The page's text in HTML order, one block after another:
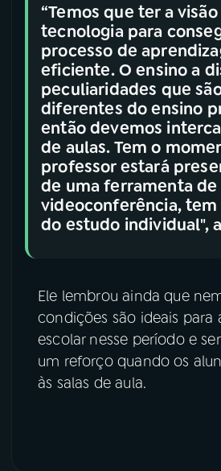
“Temos que ter a
tecnologia para
processo de
eficiente. O ensino a
peculiaridades que
diferentes do ensino
então devemos
de aulas. Tem o
professor estará
de uma ferramenta de
videoconferência,
do estudo individual",
Ele lembrou ainda que
condições são ideais para
escolar nesse período e
um reforço quando os
às salas de aula.